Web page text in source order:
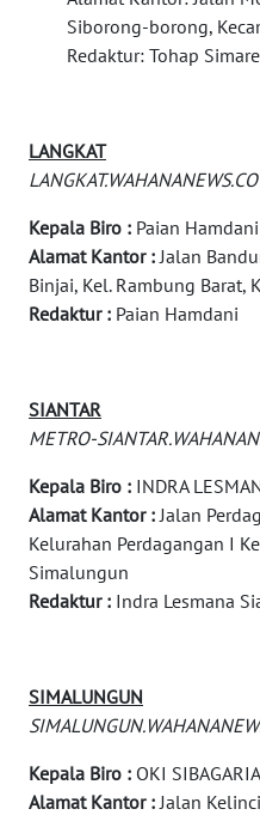
Siborong-borong,
Redaktur: Tohap
LANGKAT
LANGKAT.WAHANANEWS.CO
Kepala Biro : Paian Hamdani
Alamat Kantor : Jalan
Binjai, Kel. Rambung Barat,
Redaktur : Paian Hamdani
SIANTAR
METRO-
Kepala Biro : INDRA
Alamat Kantor : Jalan
Kelurahan Perdagangan I
Simalungun
Redaktur : Indra Lesmana
SIMALUNGUN
Kepala Biro : OKI
Alamat Kantor : Jalan
MANDALIKA
LIKUPANG
WN
LABUANBAJO
WN
Wahana
Media
Group
WAHANA
NEWS
WAHANA
TANI
ADVOKAT
INFRASTRUKTUR